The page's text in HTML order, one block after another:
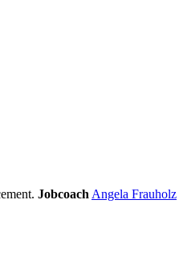
Jobcoach Angela Frauholz